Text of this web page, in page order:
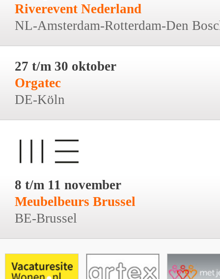
Riverevent Nederland
NL-Amsterdam-Rotterdam-Den
27 t/m 30 oktober
Orgatec
DE-Köln
8 t/m 11 november
Meubelbeurs Brussel
BE-Brussel